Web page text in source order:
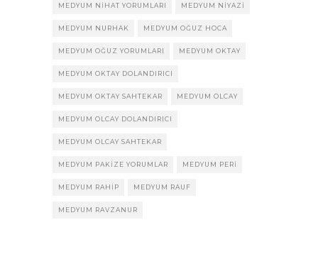
MEDYUM NIHAT YORUMLARI MEDYUM NIYAZI
MEDYUM NURHAK MEDYUM OĞUZ HOCA
MEDYUM OĞUZ YORUMLARI MEDYUM OKTAY
MEDYUM OKTAY DOLANDIRICI
MEDYUM OKTAY SAHTEKAR MEDYUM OLCAY
MEDYUM OLCAY DOLANDIRICI
MEDYUM OLCAY SAHTEKAR
MEDYUM PAKIZE YORUMLAR MEDYUM PERI
MEDYUM RAHIP MEDYUM RAUF
MEDYUM RAVZANUR